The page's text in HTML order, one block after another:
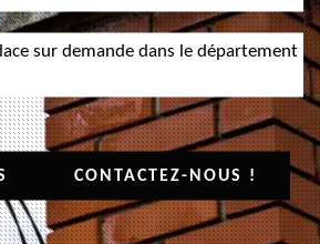
sur demande dans le département
CONTACTEZ-NOUS !